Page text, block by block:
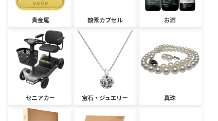
貴金属 酸素カプセル お酒
セニアカー 宝石・ジュエリー 真珠